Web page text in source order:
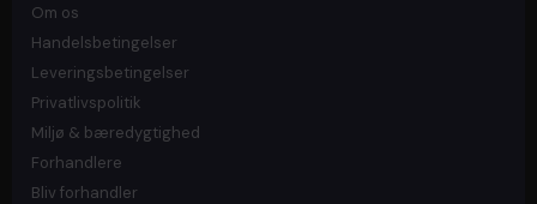
Om os
Handelsbetingelser
Leveringsbetingelser
Privatlivspolitik
Miljø & bæredygtighed
Forhandlere
Bliv forhandler